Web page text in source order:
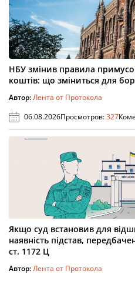
НБУ змінив правила
коштів: що зміниться для
Автор:Лента от Протокола
06.08.2026Просмотров:327
Якщо суд встановив для
наявність підстав,
ст. 1172 Ц
Автор:Лента от Протокола